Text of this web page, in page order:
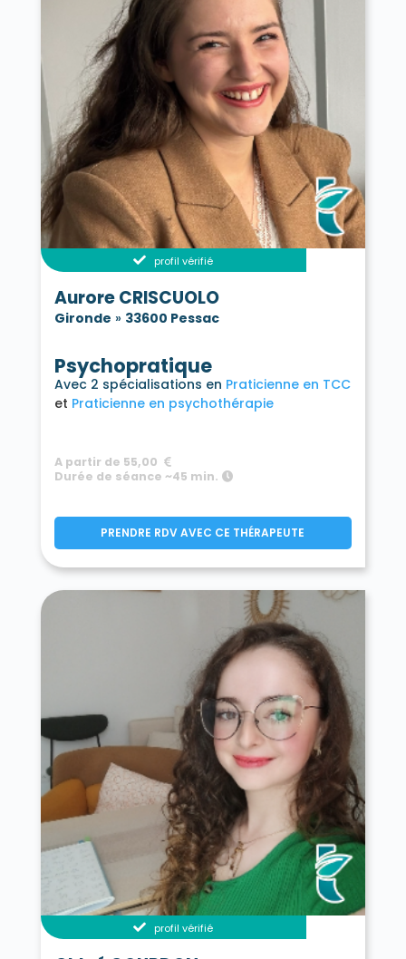
profil vérifié
Aurore CRISCUOLO
Gironde » 33600 Pessac
Psychopratique
Avec 2 spécialisations en Praticienne en TCC
Praticienne en psychothérapie
A partir de 55,00
Durée de séance ~45 min.
PRENDRE RDV AVEC CE THÉRAPEUTE
profil vérifié